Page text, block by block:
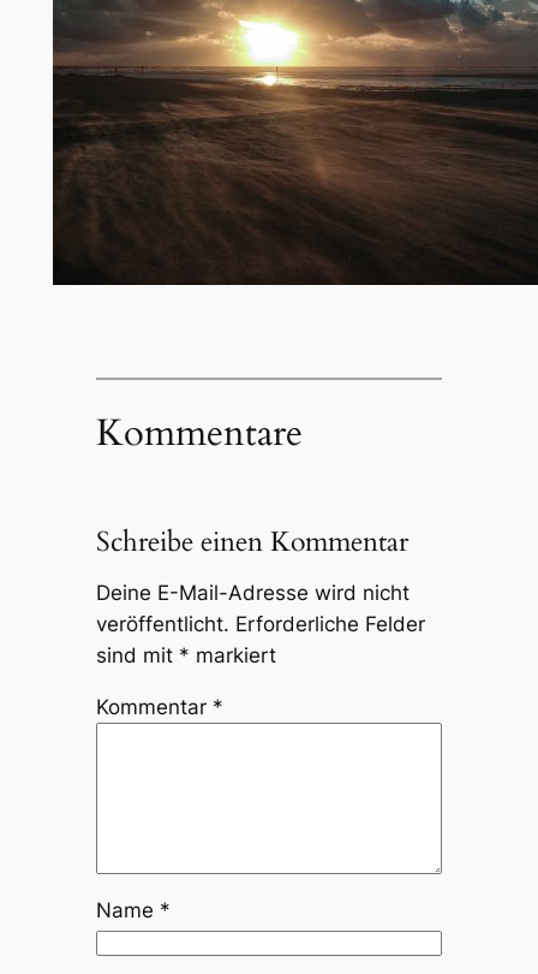
Kommentare
Schreibe einen Kommentar
Deine E-Mail-Adresse wird nicht
veröffentlicht. Erforderliche Felder
sind mit * markiert
Kommentar *
Name *